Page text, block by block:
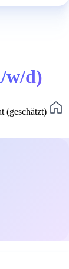
w/d)
(geschätzt)